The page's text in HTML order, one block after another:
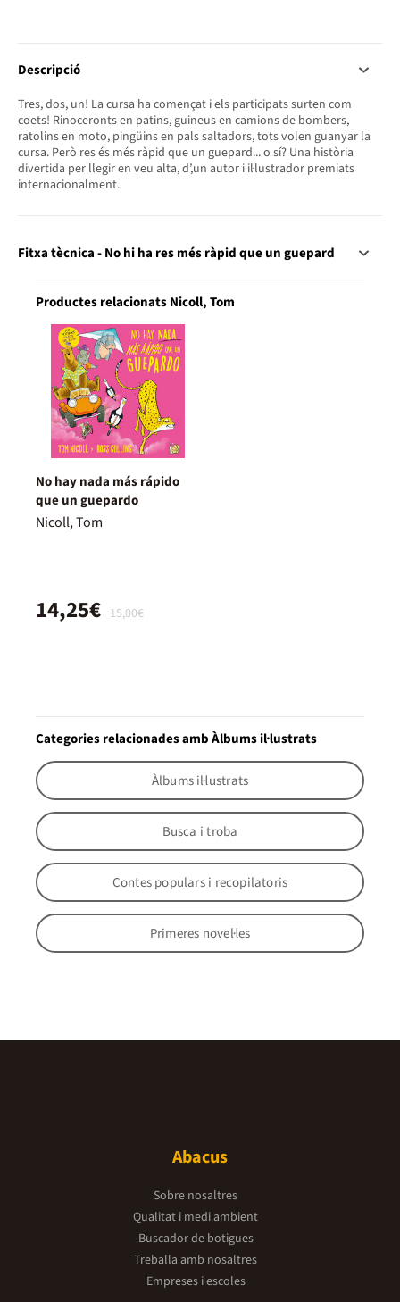
Descripció
Tres, dos, un! La cursa ha començat i els participats surten com
coets! Rinoceronts en patins, guineus en camions de bombers,
ratolins en moto, pingüins en pals saltadors, tots volen guanyar la
cursa. Però res és més ràpid que un guepard... o sí? Una història
divertida per llegir en veu alta, d’,un autor i il·lustrador premiats
internacionalment.
Fitxa tècnica - No hi ha res més ràpid que un guepard
Productes relacionats Nicoll, Tom
No hay nada más rápido
que un guepardo
Nicoll, Tom
15,00€
14,25€
Categories relacionades amb Àlbums il·lustrats
Àlbums il·lustrats
Busca i troba
Contes populars i recopilatoris
Primeres novel·les
Abacus
Sobre nosaltres
Qualitat i medi ambient
Buscador de botigues
Treballa amb nosaltres
Empreses i escoles